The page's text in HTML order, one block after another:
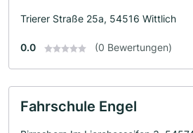
Trierer Straße 25a, 54516 Wittlich
0.0 (0 Bewertungen)
Fahrschule Engel